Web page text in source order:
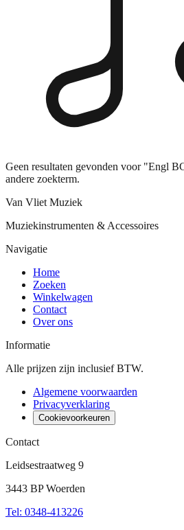
Geen resultaten gevonden voor "Engl
andere zoekterm.
Van Vliet Muziek
Muziekinstrumenten & Accessoires
Navigatie
Home
Zoeken
Winkelwagen
Contact
Over ons
Informatie
Alle prijzen zijn inclusief BTW.
Algemene voorwaarden
Privacyverklaring
Cookievoorkeuren
Contact
Leidsestraatweg 9
3443 BP Woerden
Tel: 0348-413226